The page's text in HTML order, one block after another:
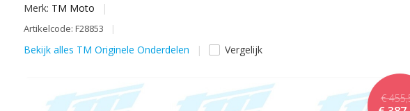
Merk: TM Moto
Artikelcode: F28853
Bekijk alles TM Originele Onderdelen Vergelijk
€